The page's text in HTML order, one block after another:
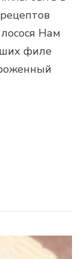
Нам
филе